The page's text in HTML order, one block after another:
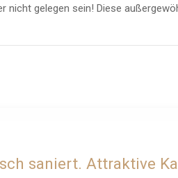
gelegen sein! Diese
saniert. Attraktive